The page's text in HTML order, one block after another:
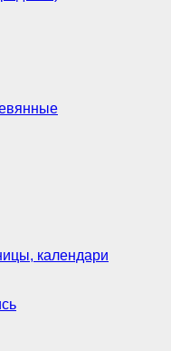
календари